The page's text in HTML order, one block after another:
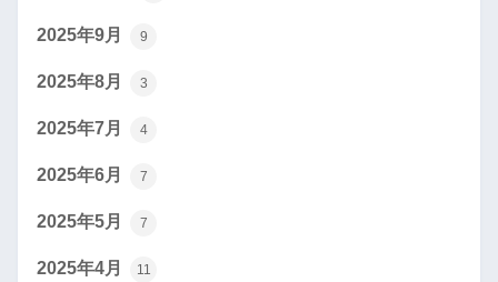
2025年9月 9
2025年8月 3
2025年7月 4
2025年6月 7
2025年5月 7
2025年4月 11